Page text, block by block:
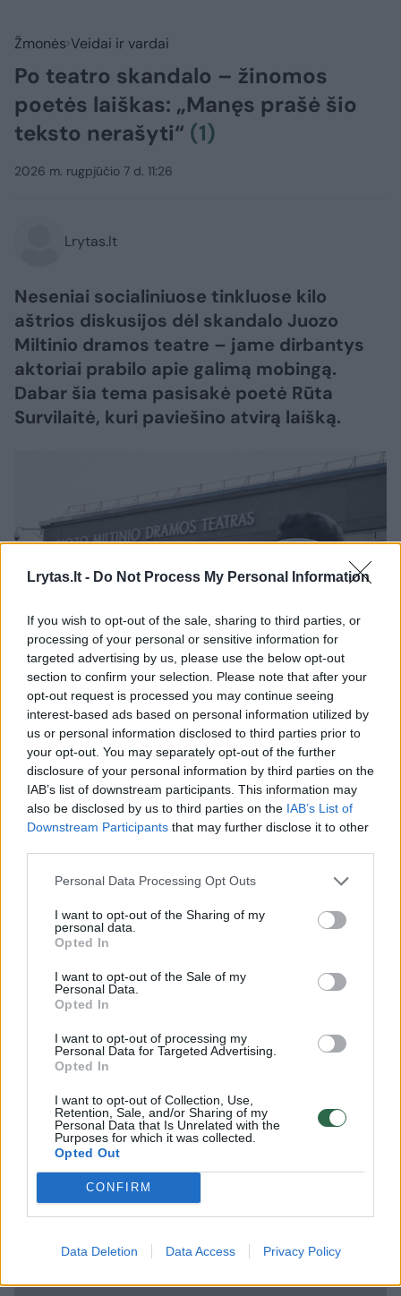
Lrytas.lt - Do Not Process My Personal Information
If you wish to opt-out of the sale, sharing to third parties, or
processing of your personal or sensitive information for
targeted advertising by us, please use the below opt-out
section to confirm your selection. Please note that after your
opt-out request is processed you may continue seeing
interest-based ads based on personal information utilized by
us or personal information disclosed to third parties prior to
your opt-out. You may separately opt-out of the further
disclosure of your personal information by third parties on the
IAB’s list of downstream participants. This information may
also be disclosed by us to third parties on the IAB’s List of
Downstream Participants that may further disclose it to other
Personal Data Processing Opt Outs
I want to opt-out of the Sharing of my
personal data.
Opted In
I want to opt-out of the Sale of my
Personal Data.
Opted In
I want to opt-out of processing my
Personal Data for Targeted Advertising.
Opted In
I want to opt-out of Collection, Use,
Retention, Sale, and/or Sharing of my
Personal Data that Is Unrelated with the
Purposes for which it was collected.
Opted Out
CONFIRM
Data Deletion Data Access Privacy Policy
Žmonės Veidai ir vardai
Po teatro skandalo – žinomos
poetės laiškas: „Manęs prašė šio
teksto nerašyti“ (1)
2026 m. rugpjūčio 7 d. 11:26
Lrytas.lt
Neseniai socialiniuose tinkluose kilo
aštrios diskusijos dėl skandalo Juozo
Miltinio dramos teatre – jame dirbantys
aktoriai prabilo apie galimą mobingą.
Dabar šia tema pasisakė poetė Rūta
Survilaitė, kuri paviešino atvirą laišką.
Daugiau nuotraukų (7)
R. Survilaitė mintimis pasidalijo socialiniame
tinkle „Facebook“.
„ŠIANDIEN MAN SKAUDA TEATRĄ
Vieni manęs prašė šio teksto nerašyti, kiti
prašė rašyti, tačiau mano tekstai, kurių
nerašyti negaliu, atsiranda nepriklausomai
kuluaruose.
A. Armonaitė – apie tai, ką veikia dabar,
valdžios skandalus ir ar grįš į politiką